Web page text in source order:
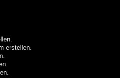
erstellen.